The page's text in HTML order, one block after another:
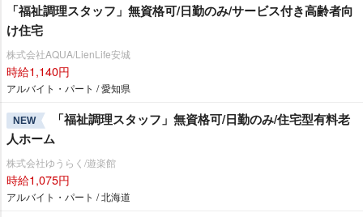
「福祉調理スタッフ」無資格可/日勤のみ/サービス付き高齢者向
け住宅
株式会社AQUA/LienLife安城
時給1,140円
アルバイト・パート / 愛知県
NEW
「福祉調理スタッフ」無資格可/日勤のみ/住宅型有料老
人ホーム
株式会社ゆうらく/遊楽館
時給1,075円
アルバイト・パート / 北海道